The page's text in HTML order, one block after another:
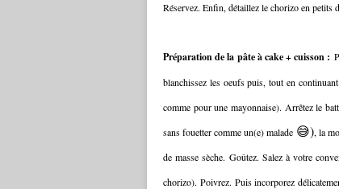
Réservez. Enfin, détaillez le chorizo en petits
Préparation de la pâte à cake + cuisson :
blanchissez les oeufs puis, tout en
comme pour une mayonnaise). Arrêtez le
sans fouetter comme un(e) malade 😅), la
de masse sèche. Goûtez. Salez à votre
chorizo). Poivrez. Puis incorporez